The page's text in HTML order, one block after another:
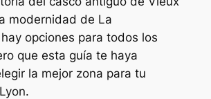
modernidad de La
opciones para todos los
que esta guía te haya
la mejor zona para tu